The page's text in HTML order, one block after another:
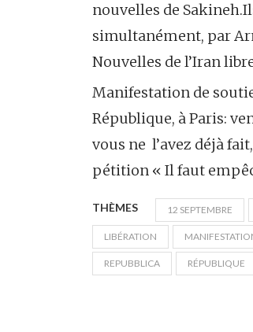
nouvelles de
simultanément, par
Nouvelles de l’Iran
Manifestation de
République, à Paris:
vous ne l’avez déjà
pétition « Il faut
THÈMES 12 SEPTEMBRE
LIBÉRATION
REPUBBLICA RÉPUBLIQUE